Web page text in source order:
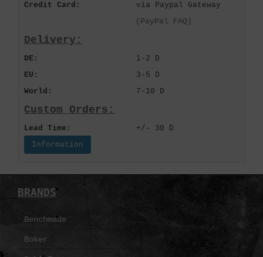
Credit Card:
via Paypal Gateway
(PayPal FAQ)
Delivery:
DE:
1-2 D
EU:
3-5 D
World:
7-10 D
Custom Orders:
Lead Time:
+/- 30 D
Information
BRANDS
Benchmade
Boker